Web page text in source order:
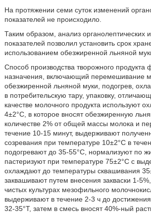
На протяжении семи суток изменений
показателей не происходило.
Таким образом, анализ органолептических
показателей позволил установить срок
использованием обезжиренной льняной
Способ производства творожного продукта
назначения, включающий перемешивание
обезжиренной льняной муки, подогрев,
в потребительскую тару, упаковку,
качестве молочного продукта используют
4±2°С, в которое вносят обезжиренную
количестве 2% от общей массы молока и
течение 10-15 минут, выдерживают
созревания при температуре 10±2°С в
подогревают до 35-55°С, нормализуют по
пастеризуют при температуре 75±2°C с
охлаждают до температуры сквашивания
заквашивают путем внесения закваски 1-
чистых культурах мезофильного
выдерживают в течение 2-3 ч до
32-35°Т, затем в смесь вносят 40%-ный